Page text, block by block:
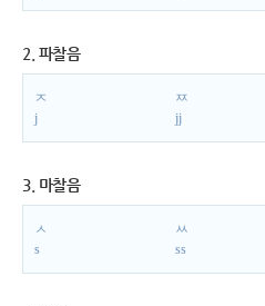
2. 파찰음
ㅈ
j
ㅉ
jj
3. 마찰음
ㅅ
s
ㅆ
ss